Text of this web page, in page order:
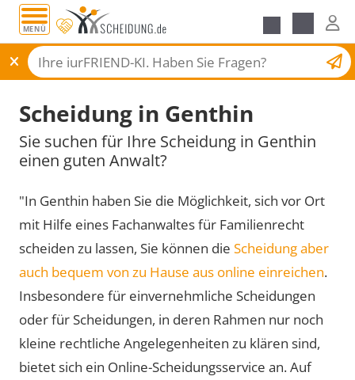
MENÜ
Scheidungsantrag
Scheidung in Genthin
Sie suchen für Ihre Scheidung in Genthin
einen guten Anwalt?
"In Genthin haben Sie die Möglichkeit, sich vor Ort
mit Hilfe eines Fachanwaltes für Familienrecht
scheiden zu lassen, Sie können die Scheidung aber
auch bequem von zu Hause aus online einreichen.
Insbesondere für einvernehmliche Scheidungen
oder für Scheidungen, in deren Rahmen nur noch
kleine rechtliche Angelegenheiten zu klären sind,
bietet sich ein Online-Scheidungsservice an. Auf